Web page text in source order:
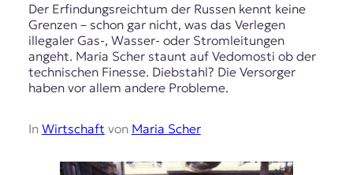
Der Erfindungsreichtum der Russen kennt keine
Grenzen – schon gar nicht, was das Verlegen
illegaler Gas-, Wasser- oder Stromleitungen
angeht. Maria Scher staunt auf Vedomosti ob der
technischen Finesse. Diebstahl? Die Versorger
haben vor allem andere Probleme.
In Wirtschaft von Maria Scher